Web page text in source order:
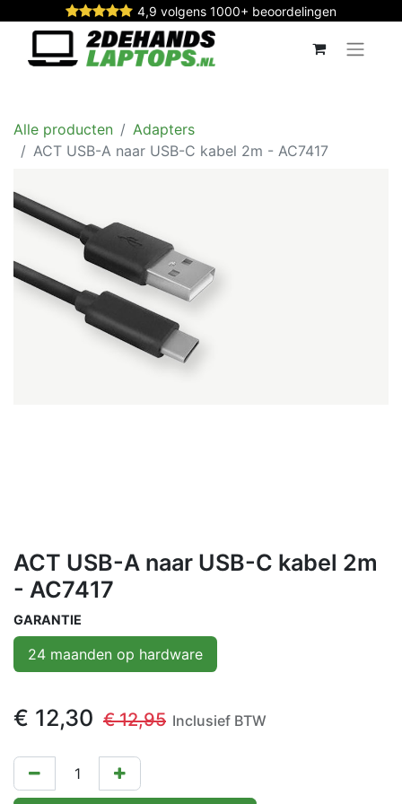
4,9 volgens 1000+ beoordelingen
Alle producten
Adapters
ACT USB-A naar USB-C kabel 2m - AC7417
ACT USB-A naar USB-C kabel 2m
- AC7417
GARANTIE
24 maanden op hardware
€ 12,30 €12,95 Inclusief BTW